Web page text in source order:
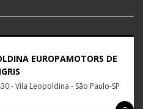
EUROPAMOTORS DE
- Vila Leopoldina - São Paulo-SP